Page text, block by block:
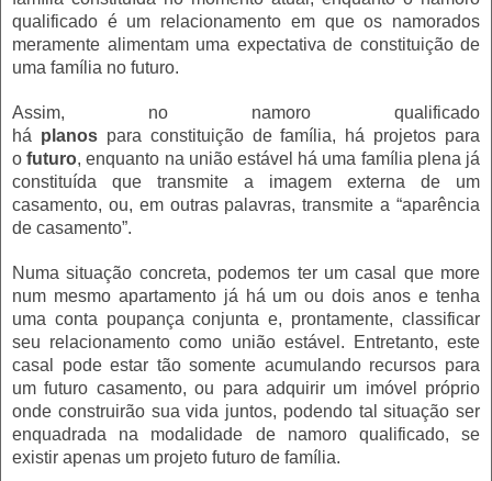
qualificado é um relacionamento em que os namorados
meramente alimentam uma expectativa de constituição de
uma família no futuro.
Assim, no namoro qualificado
há planospara constituição de família, há projetos para
ofuturo, enquanto na união estável há uma família plena já
constituída que transmite a imagem externa de um
casamento, ou, em outras palavras, transmite a “aparência
de casamento”.
Numa situação concreta, podemos ter um casal que more
num mesmo apartamento já há um ou dois anos e tenha
uma conta poupança conjunta e, prontamente, classificar
seu relacionamento como união estável. Entretanto, este
casal pode estar tão somente acumulando recursos para
um futuro casamento, ou para adquirir um imóvel próprio
onde construirão sua vida juntos, podendo tal situação ser
enquadrada na modalidade de namoro qualificado, se
existir apenas um projeto futuro de família.